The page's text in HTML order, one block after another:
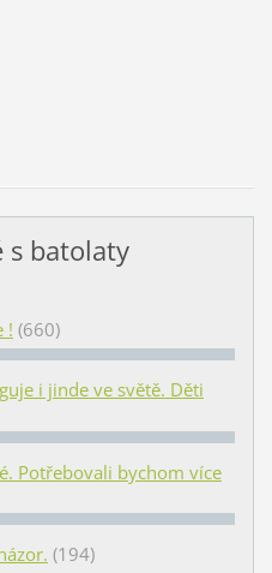
s batolaty
! (660)
i jinde ve světě. Děti
Potřebovali bychom více
(194)